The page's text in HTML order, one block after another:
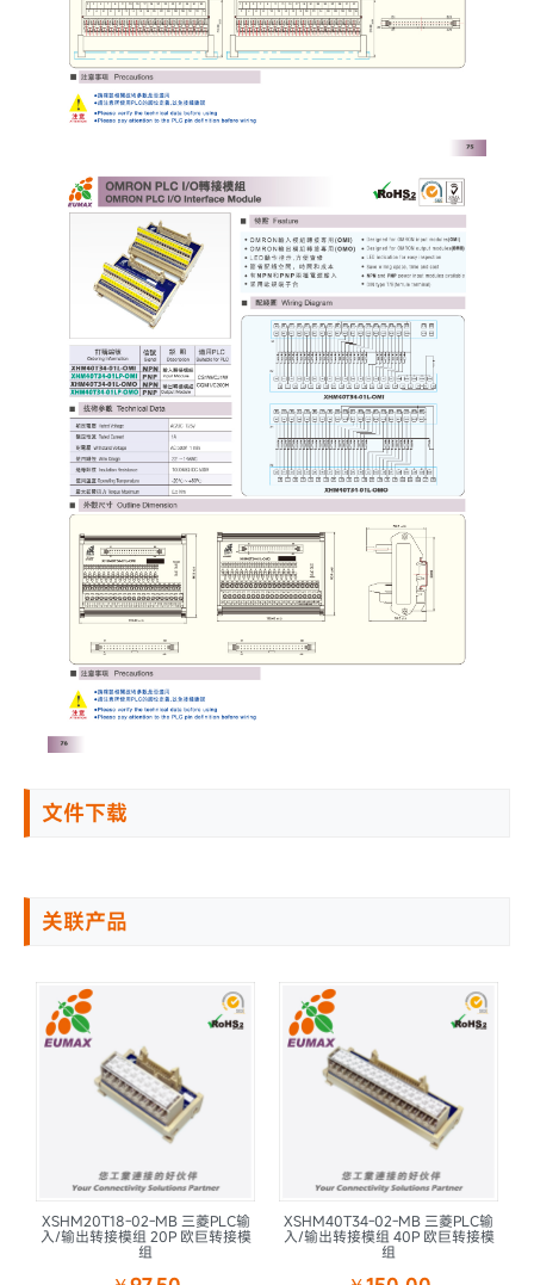
文件下载
关联产品
XSHM20T18-02-MB 三菱PLC输
入/输出转接模组 20P 欧巨转接模
组
XSHM40T34-02-MB 三菱PLC输
入/输出转接模组 40P 欧巨转接模
组